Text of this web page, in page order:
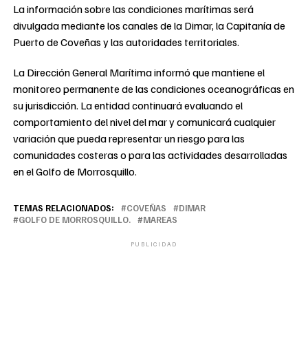
La información sobre las condiciones marítimas será
divulgada mediante los canales de la Dimar, la Capitanía de
Puerto de Coveñas y las autoridades territoriales.
La Dirección General Marítima informó que mantiene el
monitoreo permanente de las condiciones oceanográficas en
su jurisdicción. La entidad continuará evaluando el
comportamiento del nivel del mar y comunicará cualquier
variación que pueda representar un riesgo para las
comunidades costeras o para las actividades desarrolladas
en el Golfo de Morrosquillo.
TEMAS RELACIONADOS: COVEÑAS
DIMAR
GOLFO DE MORROSQUILLO.
MAREAS
PUBLICIDAD